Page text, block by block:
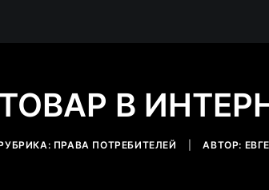
В
ПРАВА ПОТРЕБИТЕЛЕЙ АВТОР: